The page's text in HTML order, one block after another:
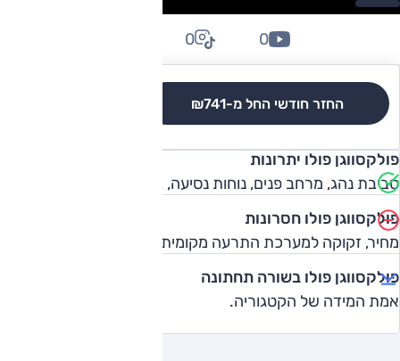
החזר חודשי החל מ-₪741
0
0
פולקסווגן פולו יתרונות
סביבת נהג, מרחב פנים, נוחות נסיעה, ביצועים.
פולקסווגן פולו חסרונות
מחיר, זקוקה למערכת התרעה מקומית.
פולקסווגן פולו בשורה תחתונה
אמת המידה של הקטגוריה.